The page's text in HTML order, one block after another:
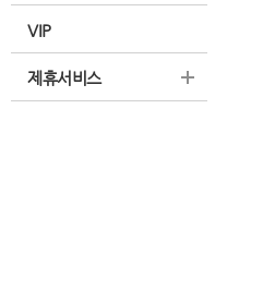
VIP
제휴서비스